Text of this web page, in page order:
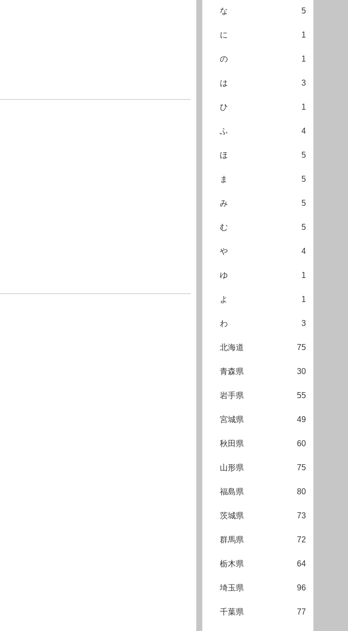
な 5
に 1
の 1
は 3
ひ 1
ふ 4
ほ 5
ま 5
み 5
む 5
や 4
ゆ 1
よ 1
わ 3
北海道 75
青森県 30
岩手県 55
宮城県 49
秋田県 60
山形県 75
福島県 80
茨城県 73
群馬県 72
栃木県 64
埼玉県 96
千葉県 77